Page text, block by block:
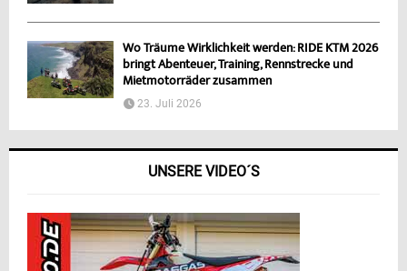
Wo Träume Wirklichkeit werden: RIDE KTM 2026
bringt Abenteuer, Training, Rennstrecke und
Mietmotorräder zusammen
23. Juli 2026
UNSERE VIDEO´S